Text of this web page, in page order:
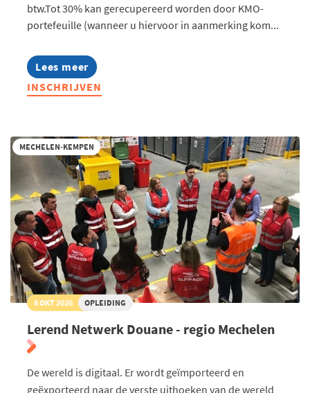
btw.Tot 30% kan gerecupereerd worden door KMO-
portefeuille (wanneer u hiervoor in aanmerking kom...
Lees meer
about
Lerend
Netwerk
Kempen
INSCHRIJVEN
MECHELEN-KEMPEN
8 OKT 2026 OPLEIDING
Lerend Netwerk Douane - regio Mechelen
De wereld is digitaal. Er wordt geïmporteerd en
geëxporteerd naar de verste uithoeken van de wereld